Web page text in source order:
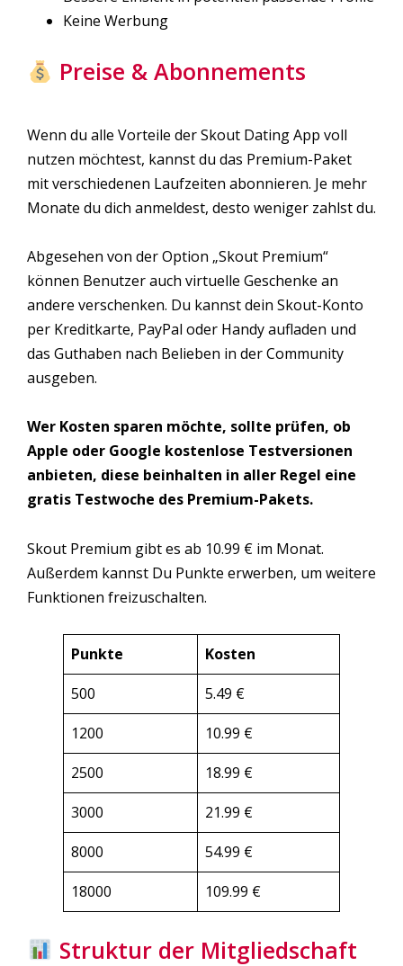
Keine Werbung
Preise & Abonnements
Wenn du alle Vorteile der Skout Dating App voll
nutzen möchtest, kannst du das Premium-Paket
mit verschiedenen Laufzeiten abonnieren. Je mehr
Monate du dich anmeldest, desto weniger zahlst du.
Abgesehen von der Option „Skout Premium“
können Benutzer auch virtuelle Geschenke an
andere verschenken. Du kannst dein Skout-Konto
per Kreditkarte, PayPal oder Handy aufladen und
das Guthaben nach Belieben in der Community
ausgeben.
Wer Kosten sparen möchte, sollte prüfen, ob
Apple oder Google kostenlose Testversionen
anbieten, diese beinhalten in aller Regel eine
gratis Testwoche des Premium-Pakets.
Skout Premium gibt es ab 10.99 € im Monat.
Außerdem kannst Du Punkte erwerben, um weitere
Funktionen freizuschalten.
Punkte
Kosten
500
5.49 €
1200
10.99 €
2500
18.99 €
3000
21.99 €
8000
54.99 €
18000
109.99 €
Struktur der Mitgliedschaft